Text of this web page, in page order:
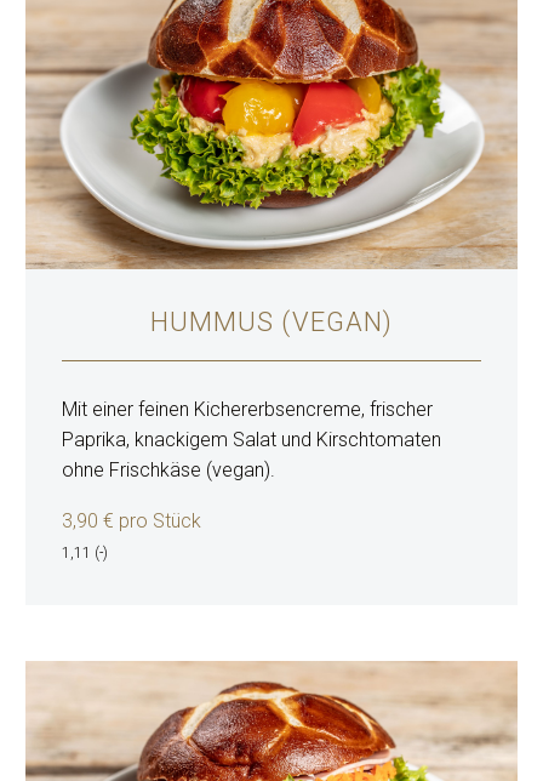
HUMMUS (VEGAN)
Mit einer feinen Kichererbsencreme, frischer
Paprika, knackigem Salat und Kirschtomaten
ohne Frischkäse (vegan).
3,90 € pro Stück
1,11 (-)